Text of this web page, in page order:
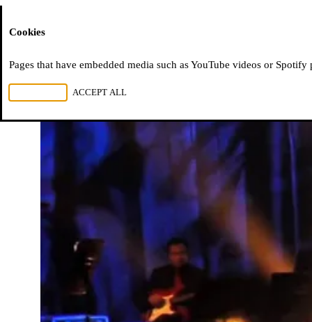
Cookies
Pages that have embedded media such as YouTube videos or
ACCEPT ALL